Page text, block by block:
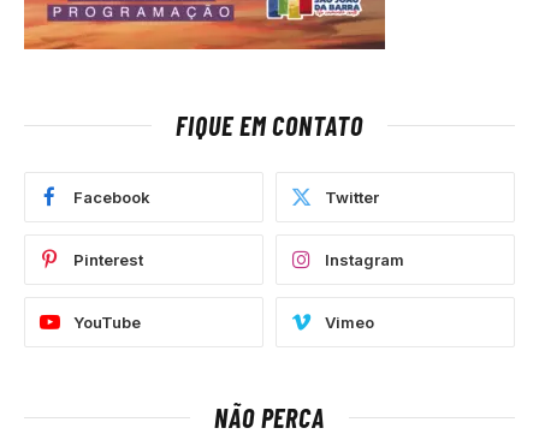
FIQUE EM CONTATO
Facebook Twitter
Pinterest Instagram
YouTube Vimeo
NÃO PERCA